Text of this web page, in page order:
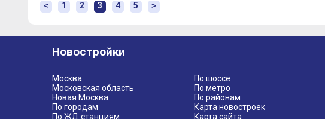
< 1 2 3 4 5 >
Новостройки
Москва
Московская область
Новая Москва
По городам
По ЖД станциям
По шоссе
По метро
По районам
Карта новостроек
Карта сайта